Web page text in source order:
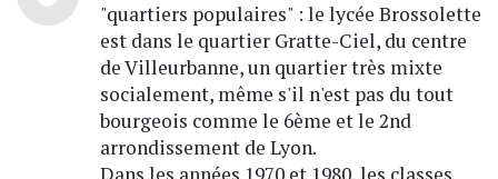
"quartiers populaires" : le lycée Brossolette
est dans le quartier Gratte-Ciel, du centre
de Villeurbanne, un quartier très mixte
socialement, même s'il n'est pas du tout
bourgeois comme le 6ème et le 2nd
arrondissement de Lyon.